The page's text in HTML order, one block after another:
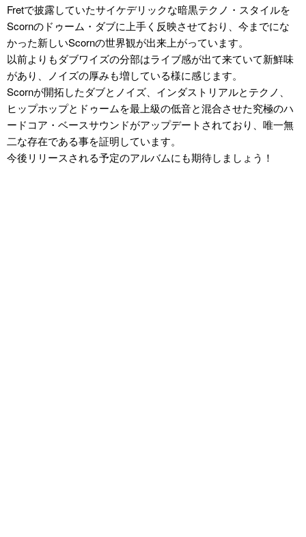
Fretで披露していたサイケデリックな暗黒テクノ・スタイルを
Scornのドゥーム・ダブに上手く反映させており、今までにな
かった新しいScornの世界観が出来上がっています。
以前よりもダブワイズの分部はライブ感が出て来ていて新鮮味
があり、ノイズの厚みも増している様に感じます。
Scornが開拓したダブとノイズ、インダストリアルとテクノ、
ヒップホップとドゥームを最上級の低音と混合させた究極のハ
ードコア・ベースサウンドがアップデートされており、唯一無
二な存在である事を証明しています。
今後リリースされる予定のアルバムにも期待しましょう！